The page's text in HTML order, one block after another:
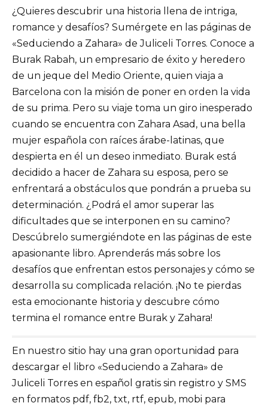
¿Quieres descubrir una historia llena de intriga,
romance y desafíos? Sumérgete en las páginas de
«Seduciendo a Zahara» de Juliceli Torres. Conoce a
Burak Rabah, un empresario de éxito y heredero
de un jeque del Medio Oriente, quien viaja a
Barcelona con la misión de poner en orden la vida
de su prima. Pero su viaje toma un giro inesperado
cuando se encuentra con Zahara Asad, una bella
mujer española con raíces árabe-latinas, que
despierta en él un deseo inmediato. Burak está
decidido a hacer de Zahara su esposa, pero se
enfrentará a obstáculos que pondrán a prueba su
determinación. ¿Podrá el amor superar las
dificultades que se interponen en su camino?
Descúbrelo sumergiéndote en las páginas de este
apasionante libro. Aprenderás más sobre los
desafíos que enfrentan estos personajes y cómo se
desarrolla su complicada relación. ¡No te pierdas
esta emocionante historia y descubre cómo
termina el romance entre Burak y Zahara!
En nuestro sitio hay una gran oportunidad para
descargar el libro «Seduciendo a Zahara» de
Juliceli Torres en español gratis sin registro y SMS
en formatos pdf, fb2, txt, rtf, epub, mobi para